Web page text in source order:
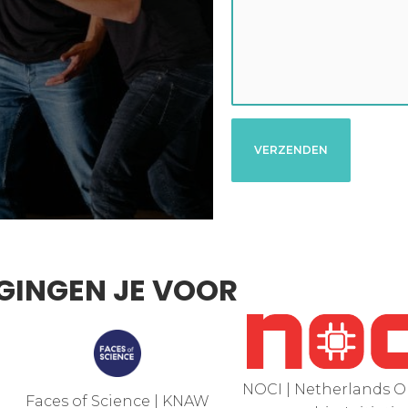
JE VOOR
Faces of Science | KNAW
NOCI | Netherlands